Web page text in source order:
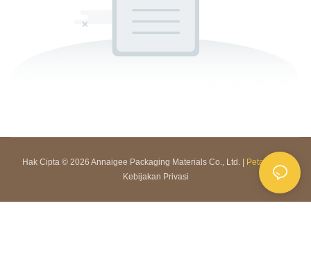
Hak Cipta © 2026 Annaigee Packaging Materials Co., Ltd. | Peta Situs
Kebijakan Privasi